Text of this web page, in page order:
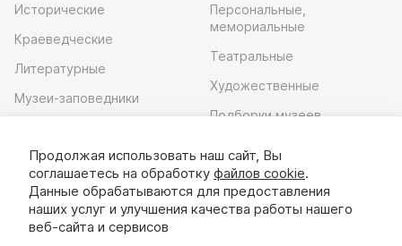
Исторические
Краеведческие
Литературные
Музеи-заповедники
Персональные,
мемориальные
Театральные
Художественные
Подборки музеев
Скачать приложение
Продолжая использовать наш сайт, Вы
соглашаетесь на обработку файлов cookie.
Данные обрабатываются для предоставления
наших услуг и улучшения качества работы нашего
веб-сайта и сервисов